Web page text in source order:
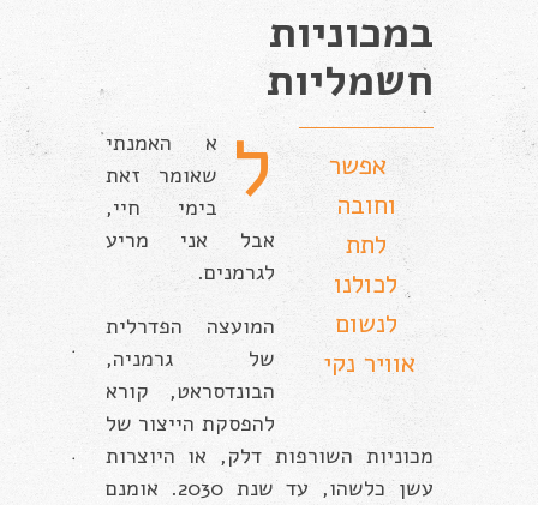
במכוניות
חשמליות
אפשר
וחובה
לתת
לכולנו
לנשום
אוויר נקי
ל
א האמנתי
שאומר זאת
בימי חיי,
אבל אני מריע
לגרמנים.
המועצה הפדרלית
של גרמניה,
הבונדסראט, קורא
להפסקת הייצור של
מכוניות השורפות דלק, או היוצרות
עשן כלשהו, עד שנת 2030. אומנם